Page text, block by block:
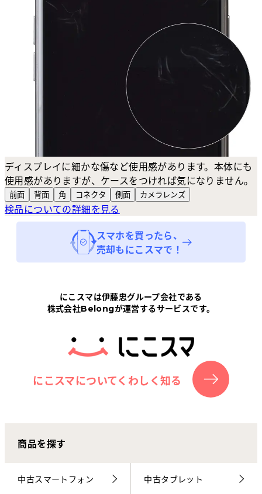
ディスプレイに細かな傷など使用感があります。本体にも
使用感がありますが、ケースをつければ気になりません。
前面 背面 角 コネクタ 側面 カメラ レンズ
検品についての詳細を見る
スマホを買ったら、
売却もにこスマで！
にこスマは伊藤忠グループ会社である
株式会社Belongが運営するサービスです。
にこスマについてくわしく知る
商品を探す
中古スマートフォン 中古タブレット